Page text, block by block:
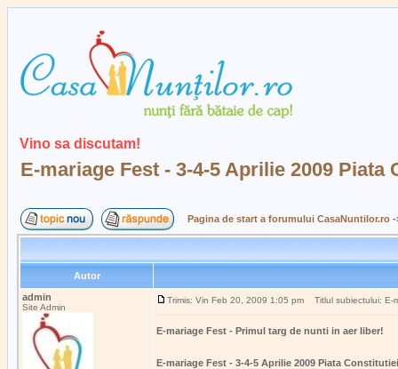
Vino sa discutam!
E-mariage Fest - 3-4-5 Aprilie 2009 Piata
Pagina de start a forumului CasaNuntilor.ro
Autor
admin
Site Admin
Trimis: Vin Feb 20, 2009 1:05 pm Titlul subiectului: E-
E-mariage Fest - Primul targ de nunti in aer liber!
E-mariage Fest - 3-4-5 Aprilie 2009 Piata Constitutiei